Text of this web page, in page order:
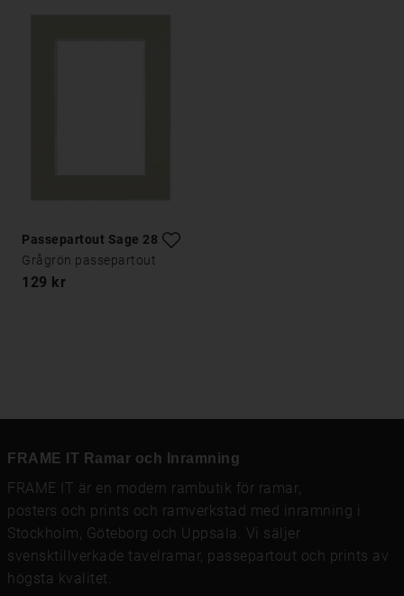
Passepartout Sage 28x35
Grågrön passepartout
129 kr
FRAME IT Ramar och Inramning
FRAME IT är en modern rambutik för ramar,
posters och prints och ramverkstad med inramning i
Stockholm, Göteborg och Uppsala. Vi säljer
svensktillverkade tavelramar, passepartout och prints av
högsta kvalitet.